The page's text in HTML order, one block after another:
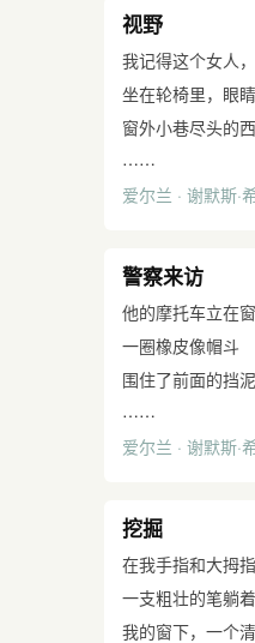
我进屋时婴儿咕
护士们止了血、
第二天早晨我走
和蜡烛使床榻得
我还是第一次见
他左太阳穴上有
他躺在四尺长的
倒了。
视野
我记得这个女人
坐在轮椅里，眼
窗外小巷尽头的
掉下叶子和长出叶
直截地掠过角落里
同样一些风吹雨
路边斜立、干净
横在两根刷白的
看见比你预想中
并发现篱笆后的
……
爱尔兰 · 谢默斯·
警察来访
他的摩托车立在窗
一圈橡皮像帽斗
围住了前面的挡泥
两只粗大的手把
在阳光里发着热气
脚蹬子的链条空悬
……
爱尔兰 · 谢默斯·
挖掘
在我手指和大拇
一支粗壮的笔躺
我的窗下，一个